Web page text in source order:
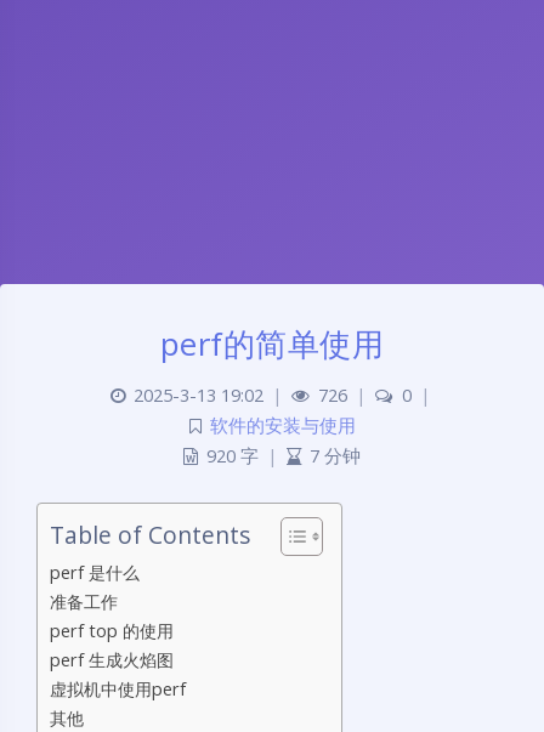
perf的简单使用
2025-3-13 19:02 | 726 | 0
|
软件的安装与使用
920 字 | 7 分钟
Table of Contents
perf 是什么
准备工作
perf top 的使用
perf 生成火焰图
虚拟机中使用perf
其他